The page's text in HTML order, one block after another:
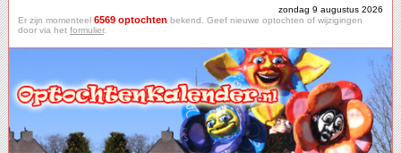
zondag 9 augustus 2026
Er zijn momenteel 6569 optochten bekend. Geef nieuwe optochten of wijzigingen
door via het formulier.